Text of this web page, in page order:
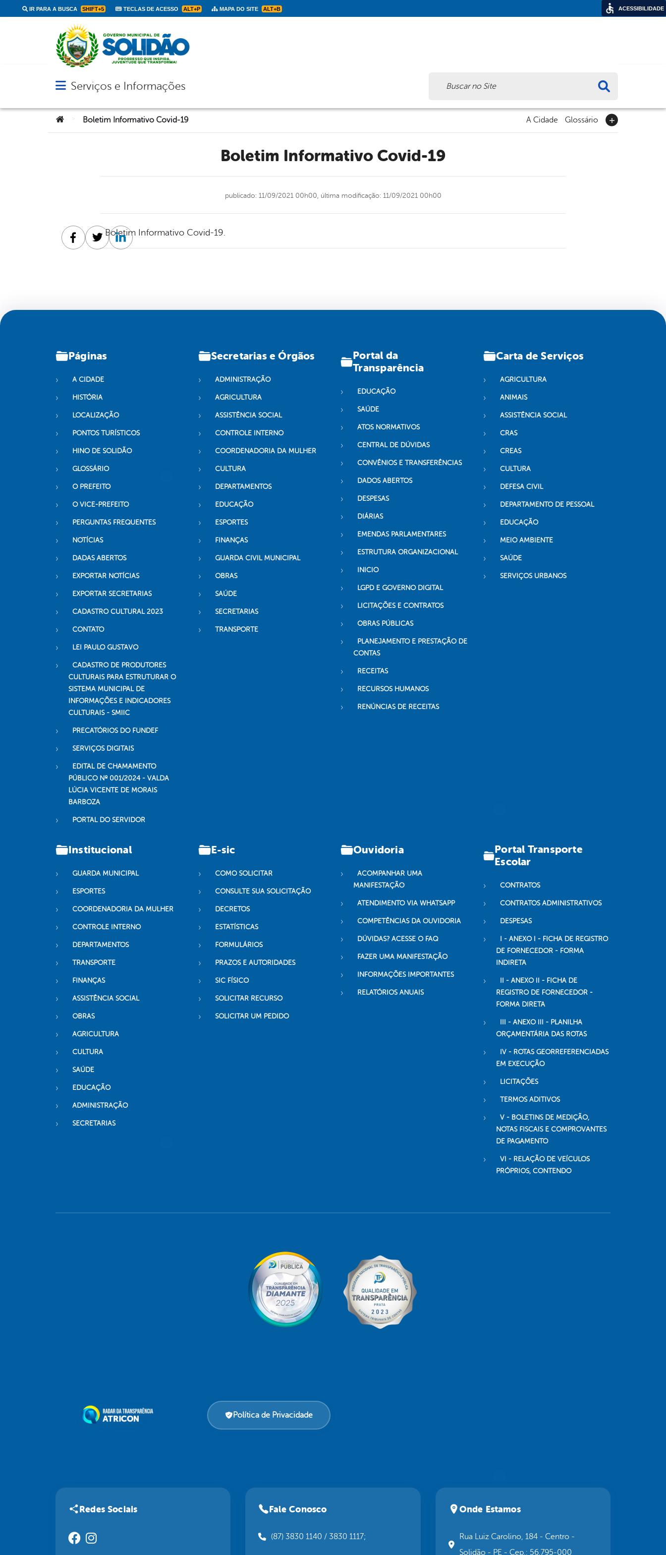
IR PARA A BUSCA SHIFT+5 TECLAS DE ACESSO ALT+P MAPA DO SITE ALT+B
Abrir menu principal de navegação
Serviços e Informações
Você está aqui:Boletim Informativo Covid-19 A Cidade Glossário
Boletim Informativo Covid-19
publicado: 11/09/2021 00h00, última modificação: 11/09/2021 00h00
Boletim Informativo Covid-19.
Facebook
TwitterLinkedin
Páginas
A CIDADE
HISTÓRIA
LOCALIZAÇÃO
PONTOS TURÍSTICOS
HINO DE SOLIDÃO
GLOSSÁRIO
O PREFEITO
O VICE-PREFEITO
PERGUNTAS FREQUENTES
NOTÍCIAS
DADAS ABERTOS
EXPORTAR NOTÍCIAS
EXPORTAR SECRETARIAS
CADASTRO CULTURAL 2023
CONTATO
LEI PAULO GUSTAVO
CADASTRO DE PRODUTORES
CULTURAIS PARA ESTRUTURAR O
SISTEMA MUNICIPAL DE
INFORMAÇÕES E INDICADORES
CULTURAIS - SMIIC
PRECATÓRIOS DO FUNDEF
SERVIÇOS DIGITAIS
EDITAL DE CHAMAMENTO
PÚBLICO Nº 001/2024 - VALDA
LÚCIA VICENTE DE MORAIS
BARBOZA
PORTAL DO SERVIDOR
Secretarias e Órgãos
ADMINISTRAÇÃO
AGRICULTURA
ASSISTÊNCIA SOCIAL
CONTROLE INTERNO
COORDENADORIA DA MULHER
CULTURA
DEPARTAMENTOS
EDUCAÇÃO
ESPORTES
FINANÇAS
GUARDA CIVIL MUNICIPAL
OBRAS
SAÚDE
SECRETARIAS
TRANSPORTE
Portal da
Transparência
EDUCAÇÃO
SAÚDE
ATOS NORMATIVOS
CENTRAL DE DÚVIDAS
CONVÊNIOS E TRANSFERÊNCIAS
DADOS ABERTOS
DESPESAS
DIÁRIAS
EMENDAS PARLAMENTARES
ESTRUTURA ORGANIZACIONAL
INICIO
LGPD E GOVERNO DIGITAL
LICITAÇÕES E CONTRATOS
OBRAS PÚBLICAS
PLANEJAMENTO E PRESTAÇÃO DE
CONTAS
RECEITAS
RECURSOS HUMANOS
RENÚNCIAS DE RECEITAS
Carta de Serviços
AGRICULTURA
ANIMAIS
ASSISTÊNCIA SOCIAL
CRAS
CREAS
CULTURA
DEFESA CIVIL
DEPARTAMENTO DE PESSOAL
EDUCAÇÃO
MEIO AMBIENTE
SAÚDE
SERVIÇOS URBANOS
Institucional
GUARDA MUNICIPAL
ESPORTES
COORDENADORIA DA MULHER
CONTROLE INTERNO
DEPARTAMENTOS
TRANSPORTE
FINANÇAS
ASSISTÊNCIA SOCIAL
OBRAS
AGRICULTURA
CULTURA
SAÚDE
EDUCAÇÃO
ADMINISTRAÇÃO
SECRETARIAS
E-sic
COMO SOLICITAR
CONSULTE SUA SOLICITAÇÃO
DECRETOS
ESTATÍSTICAS
FORMULÁRIOS
PRAZOS E AUTORIDADES
SIC FÍSICO
SOLICITAR RECURSO
SOLICITAR UM PEDIDO
Ouvidoria
ACOMPANHAR UMA
MANIFESTAÇÃO
ATENDIMENTO VIA WHATSAPP
COMPETÊNCIAS DA OUVIDORIA
DÚVIDAS? ACESSE O FAQ
FAZER UMA MANIFESTAÇÃO
INFORMAÇÕES IMPORTANTES
RELATÓRIOS ANUAIS
Portal Transporte
Escolar
CONTRATOS
CONTRATOS ADMINISTRATIVOS
DESPESAS
I - ANEXO I - FICHA DE REGISTRO
DE FORNECEDOR - FORMA
INDIRETA
II - ANEXO II - FICHA DE
REGISTRO DE FORNECEDOR -
FORMA DIRETA
III - ANEXO III - PLANILHA
ORÇAMENTÁRIA DAS ROTAS
IV - ROTAS GEORREFERENCIADAS
EM EXECUÇÃO
LICITAÇÕES
TERMOS ADITIVOS
V - BOLETINS DE MEDIÇÃO,
NOTAS FISCAIS E COMPROVANTES
DE PAGAMENTO
VI - RELAÇÃO DE VEÍCULOS
PRÓPRIOS, CONTENDO
Política de Privacidade
Redes Sociais Fale Conosco
(87) 3830 1140 / 3830 1117;
Onde Estamos
Rua Luiz Carolino, 184 - Centro -
Solidão - PE - Cep.: 56.795-000
ACESSIBILIDADE